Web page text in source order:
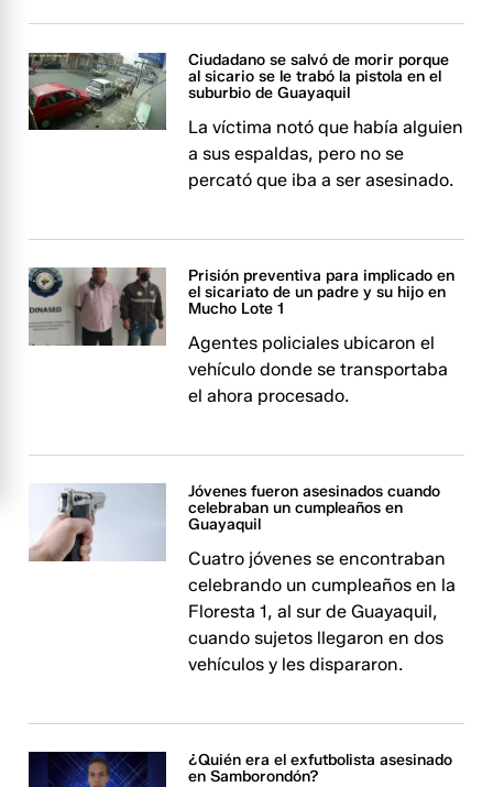
Ciudadano se salvó de morir porque
al sicario se le trabó la pistola en el
suburbio de Guayaquil
La víctima notó que había alguien
a sus espaldas, pero no se
percató que iba a ser asesinado.
Prisión preventiva para implicado en
el sicariato de un padre y su hijo en
Mucho Lote 1
Agentes policiales ubicaron el
vehículo donde se transportaba
el ahora procesado.
Jóvenes fueron asesinados cuando
celebraban un cumpleaños en
Guayaquil
Cuatro jóvenes se encontraban
celebrando un cumpleaños en la
Floresta 1, al sur de Guayaquil,
cuando sujetos llegaron en dos
vehículos y les dispararon.
¿Quién era el exfutbolista asesinado
en Samborondón?